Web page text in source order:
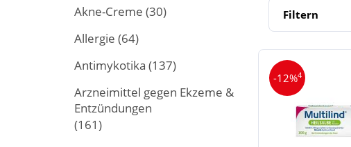
Akne-Creme (30)
Allergie (64)
Antimykotika (137)
Arzneimittel gegen Ekzeme &
Entzündungen
(161)
Filtern
-12%4